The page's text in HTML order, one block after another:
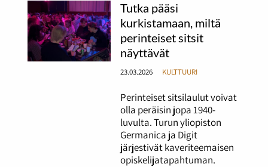
Tutka pääsi
kurkistamaan, miltä
perinteiset sitsit
näyttävät
23.03.2026 KULTTUURI
Perinteiset sitsilaulut voivat
olla peräisin jopa 1940-
luvulta. Turun yliopiston
Germanica ja Digit
järjestivät kaveriteemaisen
opiskelijatapahtuman.